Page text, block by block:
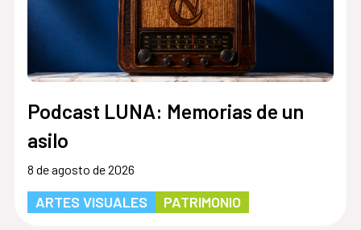
Podcast LUNA: Memorias de un
asilo
8 de agosto de 2026
ARTES VISUALES PATRIMONIO